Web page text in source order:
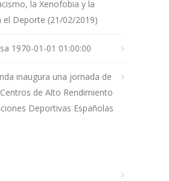
la Xenofobia y la
el Deporte (21/02/2019)
1970-01-01 01:00:00
inaugura una jornada de
de Alto Rendimiento
Deportivas Españolas